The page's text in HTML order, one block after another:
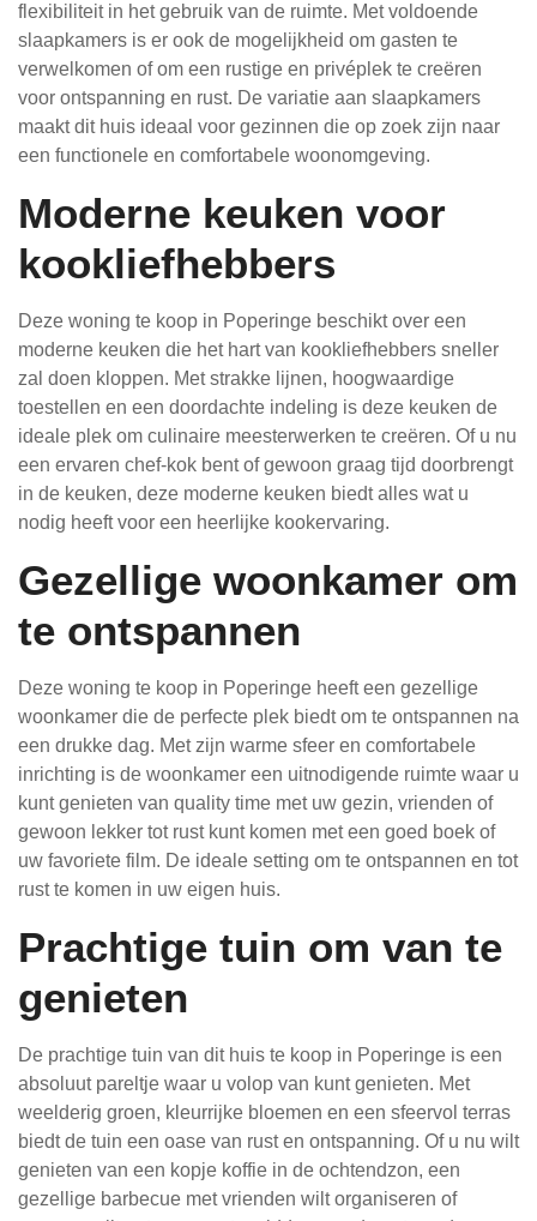
flexibiliteit in het gebruik van de ruimte. Met voldoende
slaapkamers is er ook de mogelijkheid om gasten te
verwelkomen of om een rustige en privéplek te creëren
voor ontspanning en rust. De variatie aan slaapkamers
maakt dit huis ideaal voor gezinnen die op zoek zijn naar
een functionele en comfortabele woonomgeving.
Moderne keuken voor
kookliefhebbers
Deze woning te koop in Poperinge beschikt over een
moderne keuken die het hart van kookliefhebbers sneller
zal doen kloppen. Met strakke lijnen, hoogwaardige
toestellen en een doordachte indeling is deze keuken de
ideale plek om culinaire meesterwerken te creëren. Of u nu
een ervaren chef-kok bent of gewoon graag tijd doorbrengt
in de keuken, deze moderne keuken biedt alles wat u
nodig heeft voor een heerlijke kookervaring.
Gezellige woonkamer om
te ontspannen
Deze woning te koop in Poperinge heeft een gezellige
woonkamer die de perfecte plek biedt om te ontspannen na
een drukke dag. Met zijn warme sfeer en comfortabele
inrichting is de woonkamer een uitnodigende ruimte waar u
kunt genieten van quality time met uw gezin, vrienden of
gewoon lekker tot rust kunt komen met een goed boek of
uw favoriete film. De ideale setting om te ontspannen en tot
rust te komen in uw eigen huis.
Prachtige tuin om van te
genieten
De prachtige tuin van dit huis te koop in Poperinge is een
absoluut pareltje waar u volop van kunt genieten. Met
weelderig groen, kleurrijke bloemen en een sfeervol terras
biedt de tuin een oase van rust en ontspanning. Of u nu wilt
genieten van een kopje koffie in de ochtendzon, een
gezellige barbecue met vrienden wilt organiseren of